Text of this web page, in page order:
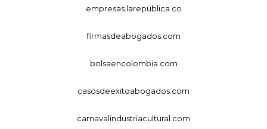
empresas.larepublica.co
firmasdeabogados.com
bolsaencolombia.com
casosdeexitoabogados.com
carnavalindustriacultural.com